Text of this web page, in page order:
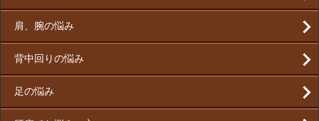
肩、腕の悩み
背中回りの悩み
足の悩み